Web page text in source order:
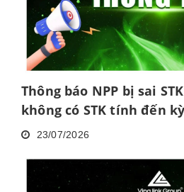
Thông báo NPP bị sai
không có STK tính đến
tháng 6/2026
23/07/2026